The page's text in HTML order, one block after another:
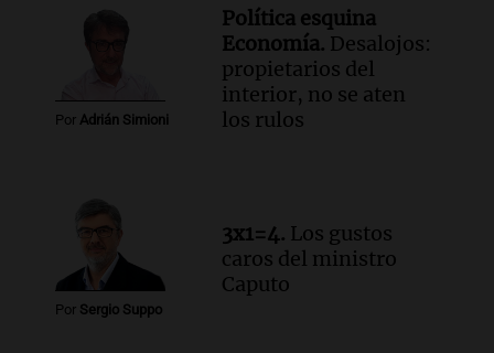
Ahora país
Episodios
La justicia investiga una estafa
millonaria a través de una financiera en
Mendoza y San Rafael
Audio.
y contratos de alquiler si se aprueba la
ley de propiedad privada
Ahora país
Episodios
Por Adrián Simioni
Política esquina
Economía. Desalojos:
propietarios del
interior, no se aten
los rulos
Por Sergio Suppo
3x1=4. Los gustos
caros del ministro
Caputo